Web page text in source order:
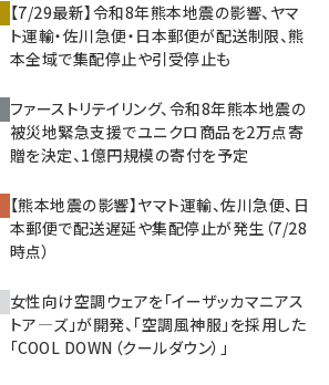
【7/29最新】令和8年熊本地震の影響、ヤマ
ト運輸・佐川急便・日本郵便が配送制限、熊
本全域で集配停止や引受停止も
ファーストリテイリング、令和8年熊本地震の
被災地緊急支援でユニクロ商品を2万点寄
贈を決定、1億円規模の寄付を予定
【熊本地震の影響】ヤマト運輸、佐川急便、日
本郵便で配送遅延や集配停止が発生（7/28
時点）
女性向け空調ウェアを「イーザッカマニアス
トア―ズ」が開発、「空調風神服」を採用した
「COOL DOWN（クールダウン）」